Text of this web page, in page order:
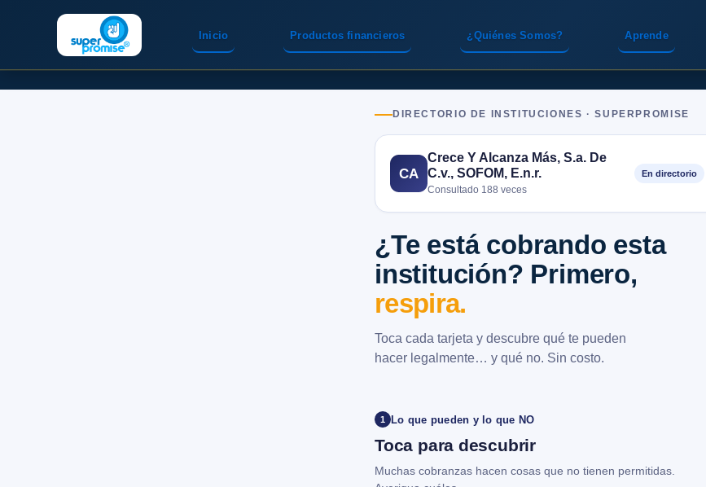
Inicio Productos financieros ¿Quiénes Somos? Aprende
DIRECTORIO DE INSTITUCIONES · SUPERPROMISE
CA
Crece Y Alcanza Más, S.a. De
C.v., SOFOM, E.n.r.
Consultado 188 veces
En directorio
¿Te está cobrando esta
institución? Primero,
respira.
Toca cada tarjeta y descubre qué te pueden
hacer legalmente… y qué no. Sin costo.
1 Lo que pueden y lo que NO
Toca para descubrir
Muchas cobranzas hacen cosas que no tienen permitidas.